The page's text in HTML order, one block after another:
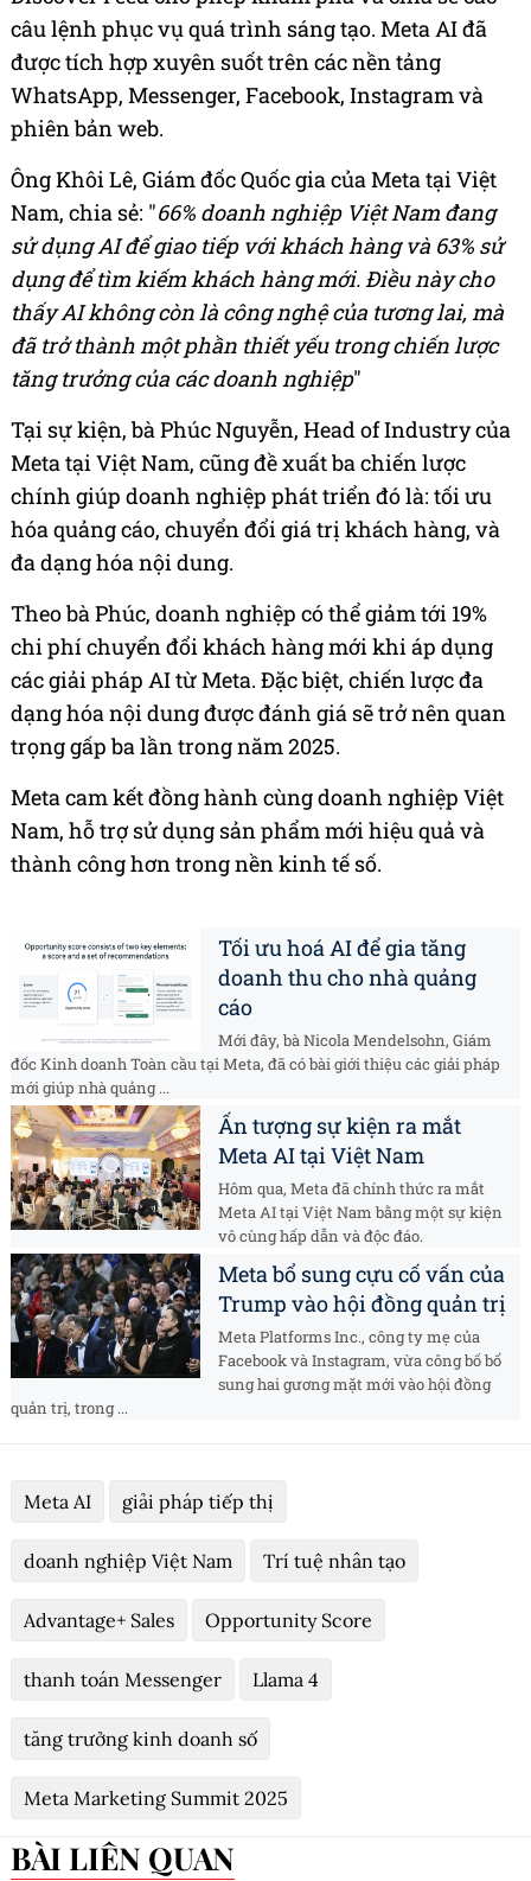
câu lệnh phục vụ quá trình sáng tạo. Meta AI đã
được tích hợp xuyên suốt trên các nền tảng
WhatsApp, Messenger, Facebook, Instagram và
phiên bản web.
Ông Khôi Lê, Giám đốc Quốc gia của Meta tại Việt
Nam, chia sẻ: "66% doanh nghiệp Việt Nam đang
sử dụng AI để giao tiếp với khách hàng và 63% sử
dụng để tìm kiếm khách hàng mới. Điều này cho
thấy AI không còn là công nghệ của tương lai, mà
đã trở thành một phần thiết yếu trong chiến lược
tăng trưởng của các doanh nghiệp"
Tại sự kiện, bà Phúc Nguyễn, Head of Industry của
Meta tại Việt Nam, cũng đề xuất ba chiến lược
chính giúp doanh nghiệp phát triển đó là: tối ưu
hóa quảng cáo, chuyển đổi giá trị khách hàng, và
đa dạng hóa nội dung.
Theo bà Phúc, doanh nghiệp có thể giảm tới 19%
chi phí chuyển đổi khách hàng mới khi áp dụng
các giải pháp AI từ Meta. Đặc biệt, chiến lược đa
dạng hóa nội dung được đánh giá sẽ trở nên quan
trọng gấp ba lần trong năm 2025.
Meta cam kết đồng hành cùng doanh nghiệp Việt
Nam, hỗ trợ sử dụng sản phẩm mới hiệu quả và
thành công hơn trong nền kinh tế số.
Tối ưu hoá AI để gia tăng
doanh thu cho nhà quảng
cáo
Mới đây, bà Nicola Mendelsohn, Giám
đốc Kinh doanh Toàn cầu tại Meta, đã có bài giới thiệu các giải pháp
mới giúp nhà quảng ...
Ấn tượng sự kiện ra mắt
Meta AI tại Việt Nam
Hôm qua, Meta đã chính thức ra mắt
Meta AI tại Việt Nam bằng một sự kiện
vô cùng hấp dẫn và độc đáo.
Meta bổ sung cựu cố vấn của
Trump vào hội đồng quản trị
Meta Platforms Inc., công ty mẹ của
Facebook và Instagram, vừa công bố bổ
sung hai gương mặt mới vào hội đồng
quản trị, trong ...
Meta AI giải pháp tiếp thị
doanh nghiệp Việt Nam Trí tuệ nhân tạo
Advantage+ Sales Opportunity Score
thanh toán Messenger Llama 4
tăng trưởng kinh doanh số
Meta Marketing Summit 2025
BÀI LIÊN QUAN